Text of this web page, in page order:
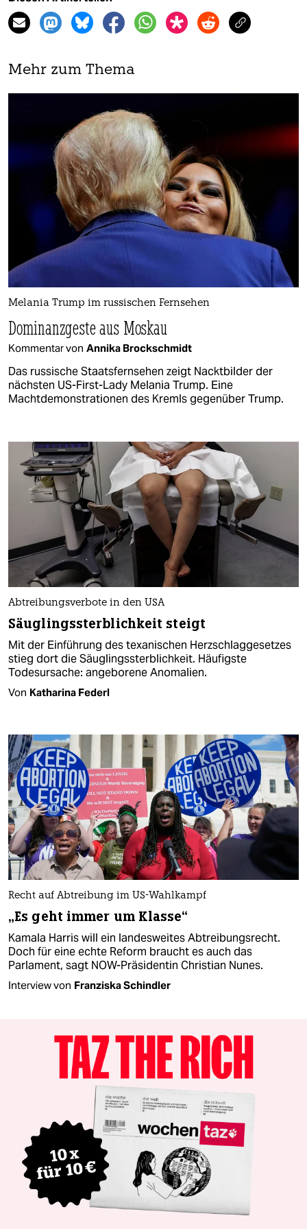
Mehr zum Thema
Melania Trump im russischen Fernsehen
Dominanzgeste aus Moskau
Kommentar von Annika Brockschmidt
Das russische Staatsfernsehen zeigt Nacktbilder der
nächsten US-First-Lady Melania Trump. Eine
Machtdemonstrationen des Kremls gegenüber Trump.
Abtreibungsverbote in den USA
Säuglingssterblichkeit steigt
Mit der Einführung des texanischen Herzschlaggesetzes
stieg dort die Säuglingssterblichkeit. Häufigste
Todesursache: angeborene Anomalien.
Von Katharina Federl
Recht auf Abtreibung im US-Wahlkampf
„Es geht immer um Klasse“
Kamala Harris will ein landesweites Abtreibungsrecht.
Doch für eine echte Reform braucht es auch das
Parlament, sagt NOW-Präsidentin Christian Nunes.
Interview von Franziska Schindler